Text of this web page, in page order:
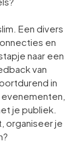
Een divers
en
naar een
van
in
je publiek.
organiseer je